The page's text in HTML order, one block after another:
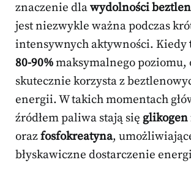
znaczenie dlawydolności
jest niezwykle ważna podczas
intensywnych aktywności. Kiedy
80-90%maksymalnego poziomu,
skutecznie korzysta z
energii. W takich momentach
źródłem paliwa stają się
orazfosfokreatyna,
błyskawiczne dostarczenie